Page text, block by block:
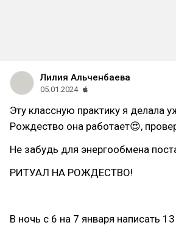
Лилия Альченбаева
05.01.2024
Эту классную практику я делала
Рождество она работает😍,
Не забудь для энергообмена
РИТУАЛ НА РОЖДЕСТВО!
В ночь с 6 на 7 января написать